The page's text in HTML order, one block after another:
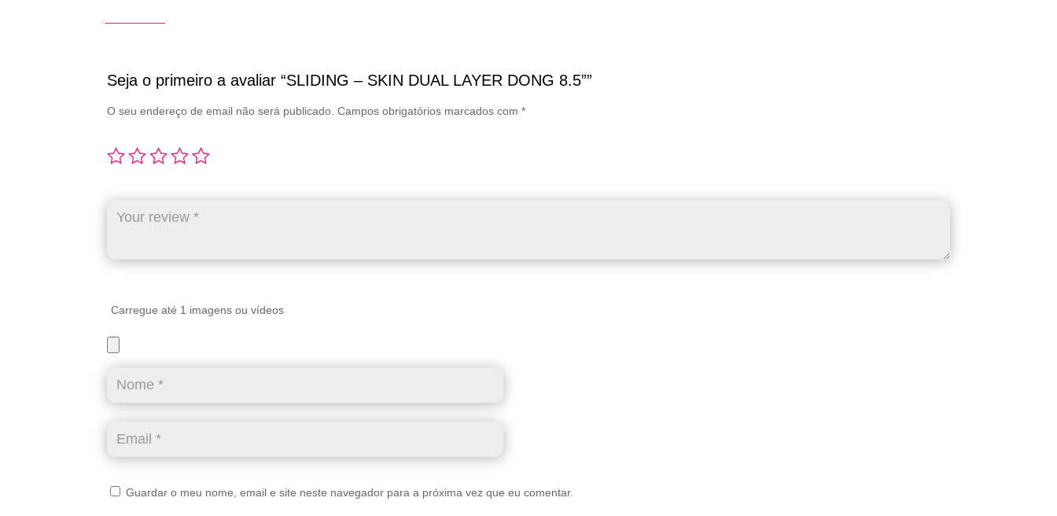
Seja o primeiro a avaliar “SLIDING – SKIN DUAL LAYER DONG 8.5””
O seu endereço de email não será publicado. Campos obrigatórios marcados com*
Carregue até 1 imagens ou vídeos
Guardar o meu nome, email e site neste navegador para a próxima vez que eu comentar.